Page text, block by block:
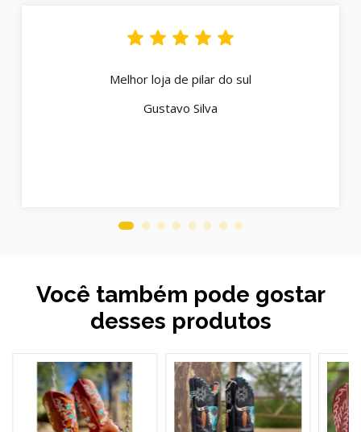
Melhor loja de pilar do sul
Gustavo Silva
Você também pode gostar
desses produtos